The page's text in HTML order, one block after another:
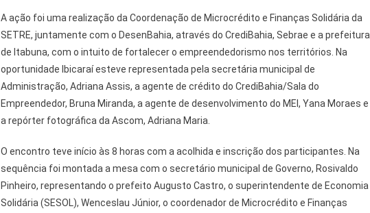
A ação foi uma realização da Coordenação de Microcrédito e Finanças Solidária da
SETRE, juntamente com o DesenBahia, através do CrediBahia, Sebrae e a prefeitura
de Itabuna, com o intuito de fortalecer o empreendedorismo nos territórios. Na
oportunidade Ibicaraí esteve representada pela secretária municipal de
Administração, Adriana Assis, a agente de crédito do CrediBahia/Sala do
Empreendedor, Bruna Miranda, a agente de desenvolvimento do MEI, Yana Moraes e
a repórter fotográfica da Ascom, Adriana Maria.
O encontro teve início às 8 horas com a acolhida e inscrição dos participantes. Na
sequência foi montada a mesa com o secretário municipal de Governo, Rosivaldo
Pinheiro, representando o prefeito Augusto Castro, o superintendente de Economia
Solidária (SESOL), Wenceslau Júnior, o coordenador de Microcrédito e Finanças